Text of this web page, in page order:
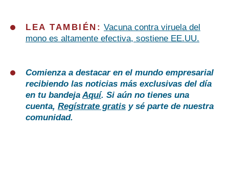
LEA TAMBIÉN: Vacuna contra viruela del
mono es altamente efectiva, sostiene EE.UU.
Comienza a destacar en el mundo empresarial
recibiendo las noticias más exclusivas del día
en tu bandejaAquí. Si aún no tienes una
cuenta, Regístrate gratis y sé parte de nuestra
comunidad.